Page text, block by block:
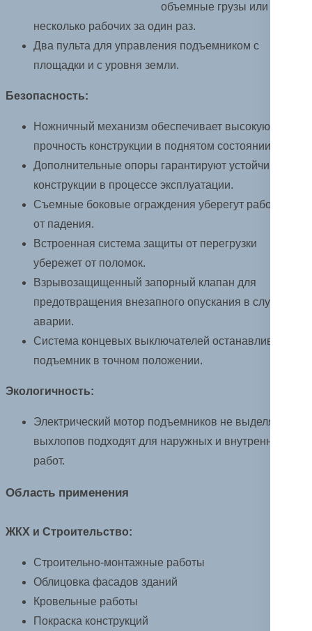
объемные грузы или
несколько рабочих за один раз.
Два пульта для управления подъемником с
площадки и с уровня земли.
Безопасность:
Ножничный механизм обеспечивает высокую
прочность конструкции в поднятом состоянии.
Дополнительные опоры гарантируют устойчивость
конструкции в процессе эксплуатации.
Съемные боковые ограждения уберегут работников
от падения.
Встроенная система защиты от перегрузки
убережет от поломок.
Взрывозащищенный запорный клапан для
предотвращения внезапного опускания в случае
аварии.
Система концевых выключателей останавливает
подъемник в точном положении.
Экологичность:
Электрический мотор подъемников не выделяет
выхлопов подходят для наружных и внутренних
работ.
Область применения
ЖКХ и Строительство:
Строительно-монтажные работы
Облицовка фасадов зданий
Кровельные работы
Покраска конструкций